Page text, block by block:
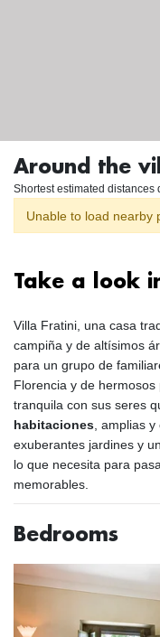
Around the
Shortest estimated distances
Unable to load nearby
Take a look
Villa Fratini, una casa
campiña y de altísimos
para un grupo de
Florencia y de
tranquila con sus seres
habitaciones , amplias
exuberantes jardines y
lo que necesita para
memorables.
Bedrooms